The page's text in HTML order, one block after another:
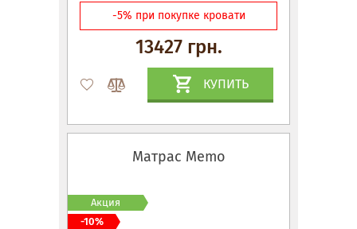
-5% при покупке кровати
13427 грн.
КУПИТЬ
Матрас Memo
Акция
-10%